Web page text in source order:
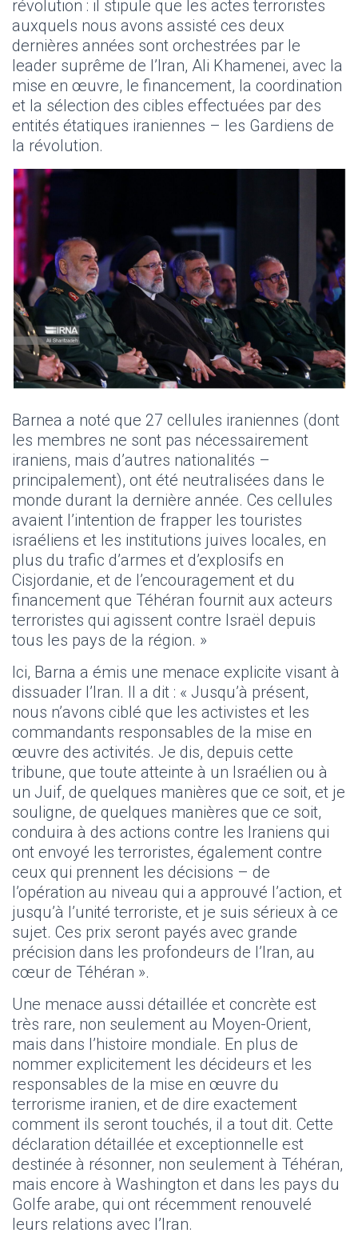
révolution : il stipule que les actes terroristes
auxquels nous avons assisté ces deux
dernières années sont orchestrées par le
leader suprême de l’Iran, Ali Khamenei, avec la
mise en œuvre, le financement, la coordination
et la sélection des cibles effectuées par des
entités étatiques iraniennes – les Gardiens de
la révolution.
Barnea a noté que 27 cellules iraniennes (dont
les membres ne sont pas nécessairement
iraniens, mais d’autres nationalités –
principalement), ont été neutralisées dans le
monde durant la dernière année. Ces cellules
avaient l’intention de frapper les touristes
israéliens et les institutions juives locales, en
plus du trafic d’armes et d’explosifs en
Cisjordanie, et de l’encouragement et du
financement que Téhéran fournit aux acteurs
terroristes qui agissent contre Israël depuis
tous les pays de la région. »
Ici, Barna a émis une menace explicite visant à
dissuader l’Iran. Il a dit : « Jusqu’à présent,
nous n’avons ciblé que les activistes et les
commandants responsables de la mise en
œuvre des activités. Je dis, depuis cette
tribune, que toute atteinte à un Israélien ou à
un Juif, de quelques manières que ce soit, et je
souligne, de quelques manières que ce soit,
conduira à des actions contre les Iraniens qui
ont envoyé les terroristes, également contre
ceux qui prennent les décisions – de
l’opération au niveau qui a approuvé l’action, et
jusqu’à l’unité terroriste, et je suis sérieux à ce
sujet. Ces prix seront payés avec grande
précision dans les profondeurs de l’Iran, au
cœur de Téhéran ».
Une menace aussi détaillée et concrète est
très rare, non seulement au Moyen-Orient,
mais dans l’histoire mondiale. En plus de
nommer explicitement les décideurs et les
responsables de la mise en œuvre du
terrorisme iranien, et de dire exactement
comment ils seront touchés, il a tout dit. Cette
déclaration détaillée et exceptionnelle est
destinée à résonner, non seulement à Téhéran,
mais encore à Washington et dans les pays du
Golfe arabe, qui ont récemment renouvelé
leurs relations avec l’Iran.